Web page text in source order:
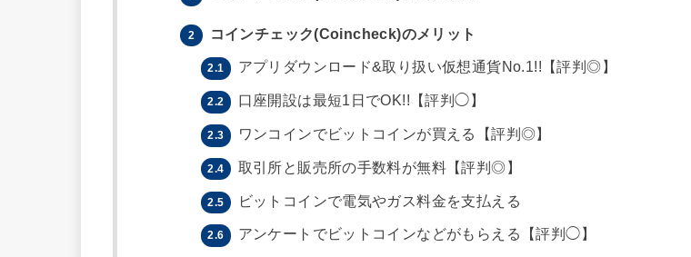
2 コインチェック(Coincheck)のメリット
2.1 アプリダウンロード&取り扱い仮想通貨No.1!!【評判◎】
2.2 口座開設は最短1日でOK!!【評判◯】
2.3 ワンコインでビットコインが買える【評判◎】
2.4 取引所と販売所の手数料が無料【評判◎】
2.5 ビットコインで電気やガス料金を支払える
2.6 アンケートでビットコインなどがもらえる【評判◯】